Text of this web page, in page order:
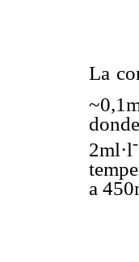
La
2ml·l
a